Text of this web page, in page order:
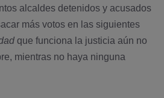
alcaldes detenidos y acusados
más votos en las siguientes
que funciona la justicia aún no
mientras no haya ninguna